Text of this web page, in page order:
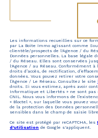
Les informations recueillies sur ce
par La Boite Immo agissant comme
clientèle/prospects de l'Agence / du
Données personnelles. La base
/ du Réseau. Elles sont conservées
l'Agence / au Réseau. Conformément
droits d’accès, de rectification,
données. Vous pouvez retirer votre
l’Agence / Le Réseau. Consultez le site
droits. Si vous estimez, après avoir
Informatique et Libertés » ne sont pas
CNIL. Nous vous informons de
« Bloctel », sur laquelle vous pouvez
de la protection des Données
sensibles dans le champ de saisie libre.
Ce site est protégé par reCAPTCHA, les
d'utilisation de Google s'appliquent.